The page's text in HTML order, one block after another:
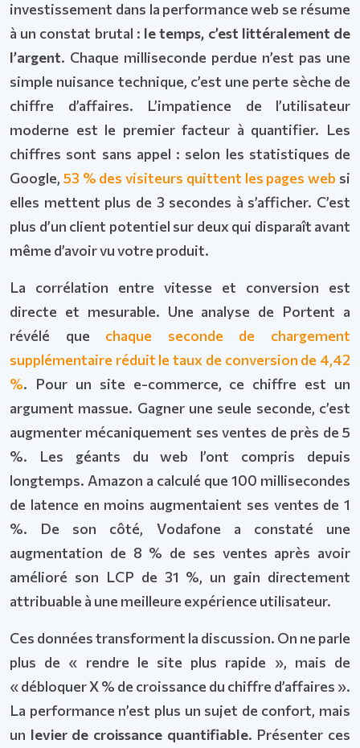
investissement dans la performance web se résume
à un constat brutal : le temps, c’est littéralement de
l’argent. Chaque milliseconde perdue n’est pas une
simple nuisance technique, c’est une perte sèche de
chiffre d’affaires. L’impatience de l’utilisateur
moderne est le premier facteur à quantifier. Les
chiffres sont sans appel : selon les statistiques de
Google, 53 % des visiteurs quittent les pages web si
elles mettent plus de 3 secondes à s’afficher. C’est
plus d’un client potentiel sur deux qui disparaît avant
même d’avoir vu votre produit.
La corrélation entre vitesse et conversion est
directe et mesurable. Une analyse de Portent a
révélé que chaque seconde de chargement
supplémentaire réduit le taux de conversion de 4,42
%. Pour un site e-commerce, ce chiffre est un
argument massue. Gagner une seule seconde, c’est
augmenter mécaniquement ses ventes de près de 5
%. Les géants du web l’ont compris depuis
longtemps. Amazon a calculé que 100 millisecondes
de latence en moins augmentaient ses ventes de 1
%. De son côté, Vodafone a constaté une
augmentation de 8 % de ses ventes après avoir
amélioré son LCP de 31 %, un gain directement
attribuable à une meilleure expérience utilisateur.
Ces données transforment la discussion. On ne parle
plus de « rendre le site plus rapide », mais de
« débloquer X % de croissance du chiffre d’affaires ».
La performance n’est plus un sujet de confort, mais
un levier de croissance quantifiable. Présenter ces